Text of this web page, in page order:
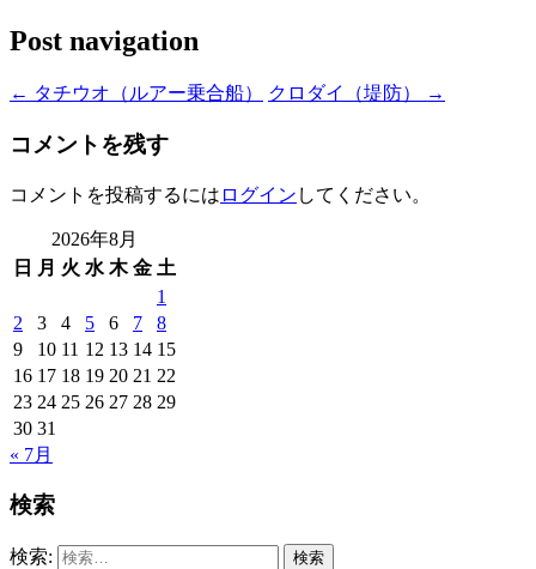
Post navigation
← タチウオ（ルアー乗合船） クロダイ（堤防） →
コメントを残す
コメントを投稿するには ログイン してください。
2026年8月
日
月 火 水 木 金 土
1
2
3 4 5 6 7
8
9
10 11 12 13 14 15
16 17 18 19 20 21 22
23 24 25 26 27 28 29
30 31
« 7月
検索
検索: